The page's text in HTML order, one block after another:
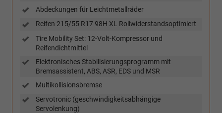
Abdeckungen für Leichtmetallräder
Reifen 215/55 R17 98H XL Rollwiderstandsoptimiert
Tire Mobility Set: 12-Volt-Kompressor und
Reifendichtmittel
Elektronisches Stabilisierungsprogramm mit
Bremsassistent, ABS, ASR, EDS und MSR
Multikollisionsbremse
Servotronic (geschwindigkeitsabhängige
Servolenkung)